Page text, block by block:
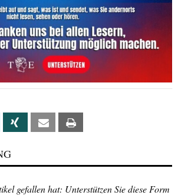
Linkedin Xing Email
gefallen hat: Unterstützen Sie diese Form